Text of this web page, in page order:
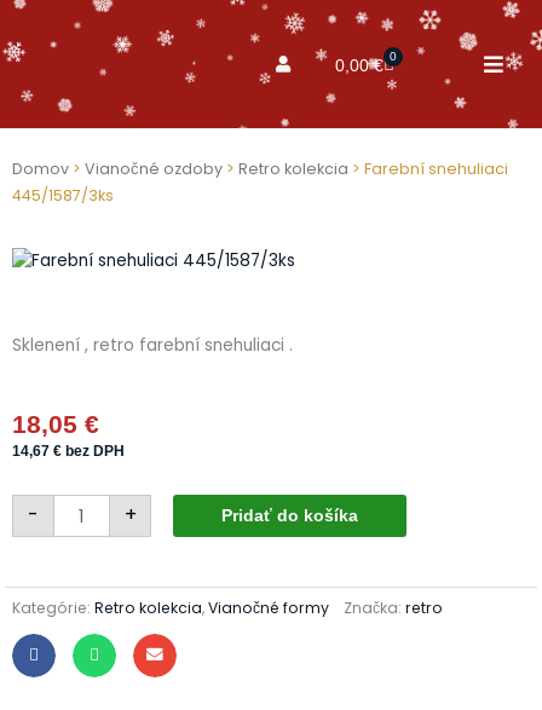
0,00€ 0
Cart
Domov > Vianočné ozdoby > Retro kolekcia > Farební snehuliaci
445/1587/3ks
Sklenení , retro farební snehuliaci .
18,05 €
14,67 € bez DPH
- množstvo
Farební
snehuliaci
+ Pridať do košíka
Kategórie: Retro kolekcia,Vianočné formy Značka: retro